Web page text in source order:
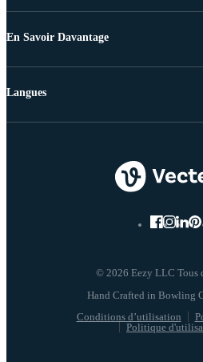
En Savoir Davantage
© 2026 Eezy LLC Tous
Conditions d’utilisation
Politique
Langues